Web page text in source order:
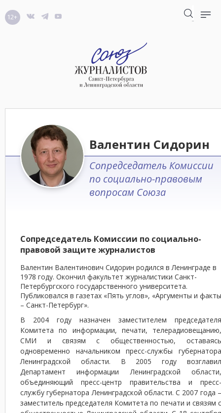
12+
Валентин Сидорин
Сопредседатель Комиссии
по социально-правовым
вопросам Союза
Сопредседатель Комиссии по социально-
правовой защите журналистов
Валентин Валентинович Сидорин родился в Ленинграде в
1978 году. Окончил факультет журналистики Санкт-
Петербургского государственного университета.
Публиковался в газетах «Пять углов», «Аргументы и факты
– Санкт-Петербург».
В 2004 году назначен заместителем председателя
Комитета по информации, печати, телерадиовещанию,
СМИ и связям с общественностью, оставаясь
одновременно начальником пресс-службы губернатора
Ленинградской области. В 2005 году возглавил
Департамент информации Ленинградской области,
объединяющий пресс-центр правительства и пресс-
службу губернатора Ленинградской области. С 2007 года –
заместитель председателя Комитета по печати и связям с